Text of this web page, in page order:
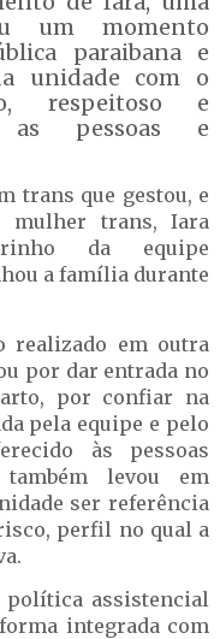
um momento
paraibana e
unidade com o
respeitoso e
as pessoas e
trans que gestou, e
mulher trans, Iara
da equipe
a família durante
realizado em outra
por dar entrada no
por confiar na
pela equipe e pelo
às pessoas
também levou em
ser referência
perfil no qual a
política assistencial
integrada com